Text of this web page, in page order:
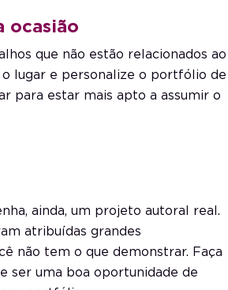
ocasião
que não estão relacionados ao
lugar e personalize o portfólio de
para estar mais apto a assumir o
ainda, um projeto autoral real.
atribuídas grandes
não tem o que demonstrar. Faça
ser uma boa oportunidade de